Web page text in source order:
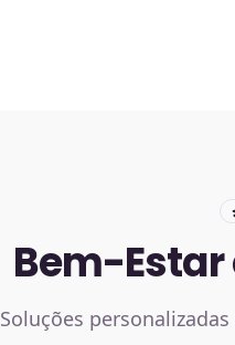
Bem-
Soluções